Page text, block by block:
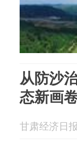
从防沙
态新画
甘肃经济日